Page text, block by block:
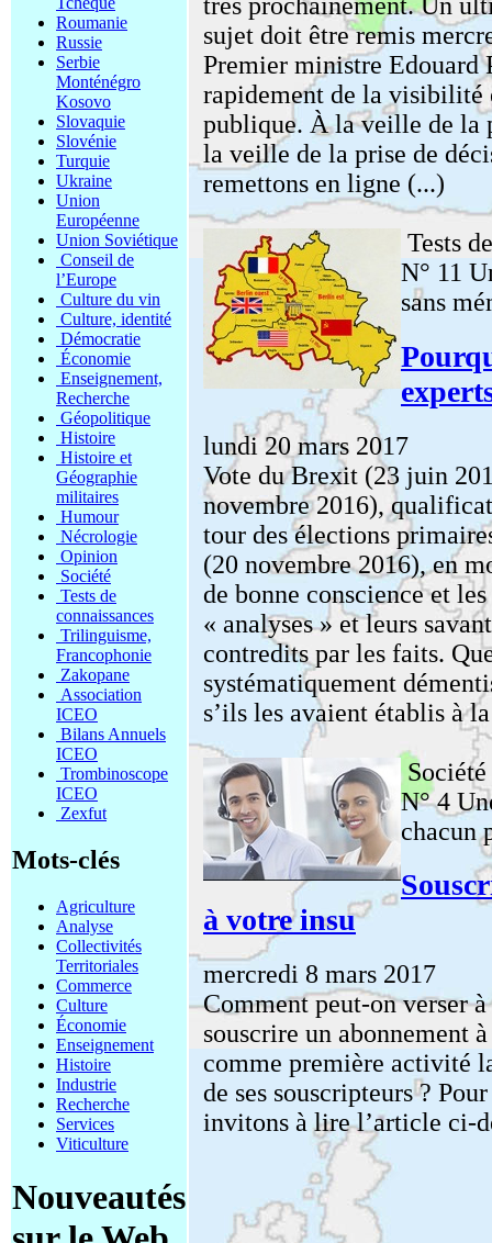
Roumanie
Russie
Serbie
Monténégro
Kosovo
Slovaquie
Slovénie
Turquie
Ukraine
Union
Européenne
Union Soviétique
Conseil de
l’Europe
Culture du vin
Culture, identité
Démocratie
Économie
Enseignement,
Recherche
Géopolitique
Histoire
Histoire et
Géographie
militaires
Humour
Nécrologie
Opinion
Société
Tests de
connaissances
Trilinguisme,
Francophonie
Zakopane
Association
ICEO
Bilans Annuels
ICEO
Trombinoscope
ICEO
Zexfut
Mots-clés
Agriculture
Analyse
Collectivités
Territoriales
Commerce
Culture
Économie
Enseignement
Histoire
Industrie
Recherche
Services
Viticulture
Nouveautés
sujet doit être remis
Premier ministre Edouard
rapidement de la
publique. À la veille de la
la veille de la prise de
remettons en ligne (...)
Tests
N° 11
sans
lundi 20 mars 2017
Vote du Brexit (23 juin
novembre 2016),
tour des élections
(20 novembre 2016), en
de bonne conscience et
« analyses » et leurs
contredits par les faits.
systématiquement
s’ils les avaient établis à
Société
N° 4
chacun
à votre insu
mercredi 8 mars 2017
Comment peut-on verser
souscrire un abonnement
comme première activité
de ses souscripteurs ?
invitons à lire l’article ci-